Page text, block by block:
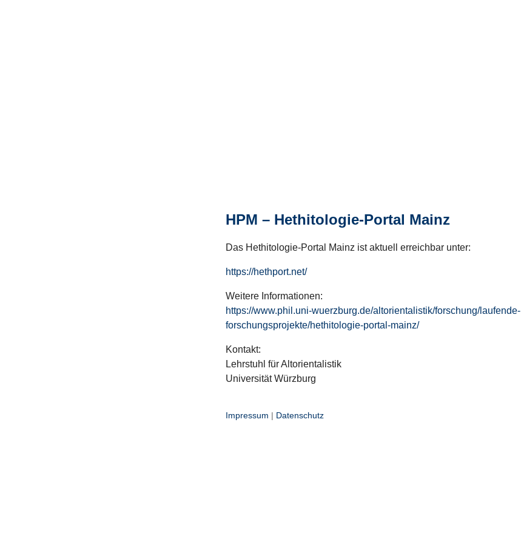
HPM – Hethitologie-Portal Mainz
Das Hethitologie-Portal Mainz ist aktuell erreichbar unter:
https://hethport.net/
Weitere Informationen:
https://www.phil.uni-wuerzburg.de/altorientalistik/forschung/laufende-
forschungsprojekte/hethitologie-portal-mainz/
Kontakt:
Lehrstuhl für Altorientalistik
Universität Würzburg
Impressum | Datenschutz